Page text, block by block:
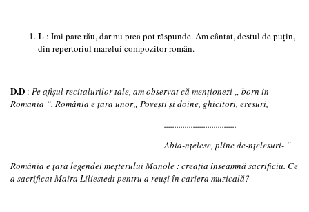
L : Îmi pare rău, dar nu prea pot răspunde. Am cântat, destul de puţin,
din repertoriul marelui compozitor român.
D.D : Pe afişul recitalurilor tale, am observat că menţionezi „ born in
Romania “. România e ţara unor„ Poveşti şi doine, ghicitori, eresuri,
...................................
Abia-nţelese, pline de-nţelesuri- “
România e ţara legendei meşterului Manole:creaţia înseamnă sacrificiu. Ce
a sacrificat Maira Liliestedt pentru a reuşi în cariera muzicală?